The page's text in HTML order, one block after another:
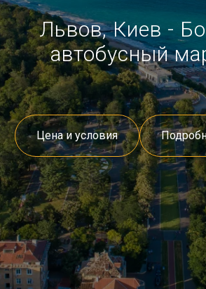
Львов, Киев -
автобусный
Цена и условия